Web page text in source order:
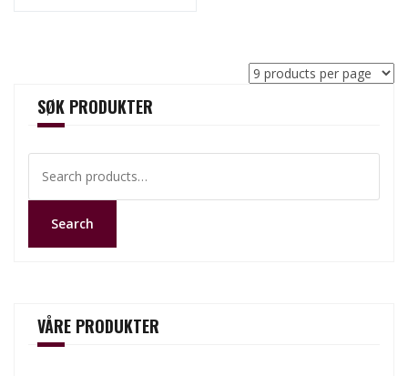
SØK PRODUKTER
for:
Search
VÅRE PRODUKTER